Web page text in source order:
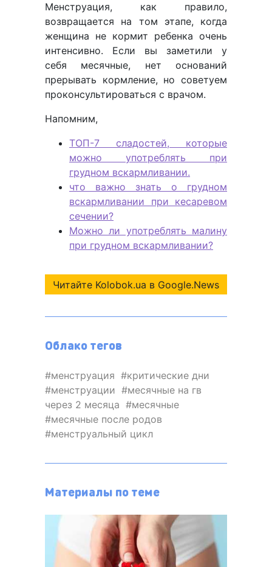
Менструация, как правило,
возвращается на том этапе, когда
женщина не кормит ребенка очень
интенсивно. Если вы заметили у
себя месячные, нет оснований
прерывать кормление, но советуем
проконсультироваться с врачом.
Напомним,
ТОП-7 сладостей, которые
можно употреблять при
грудном вскармливании.
что важно знать о грудном
вскармливании при кесаревом
сечении?
Можно ли употреблять малину
при грудном вскармливании?
Читайте Kolobok.ua в Google.News
Облако тегов
менструация
критические дни
менструации
месячные на гв
через 2 месяца
месячные
месячные после родов
менструальный цикл
Материалы по теме